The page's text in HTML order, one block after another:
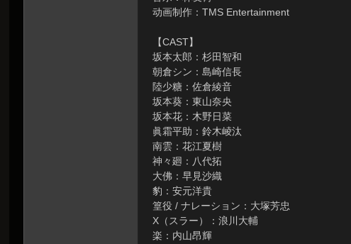
动画制作：TMS Entertainment
【CAST】
坂本太郎：杉田智和
朝倉シン：島崎信長
陸少糖：佐倉綾音
坂本葵：東山奈央
坂本花：木野日菜
眞霜平助：鈴木崚汰
南雲：花江夏樹
神々廻：八代拓
大佛：早見沙織
豹：安元洋貴
篁役 / ナレーション：大塚芳忠
X（スラー）：浪川大輔
楽：内山昂輝